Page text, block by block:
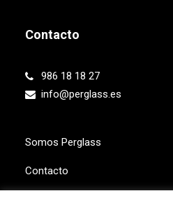
Contacto
986 18 18 27
info@perglass.es
Somos Perglass
Contacto